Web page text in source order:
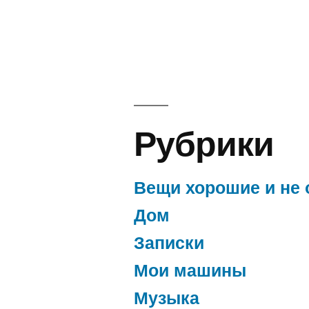
Рубрики
Вещи хорошие и не
Дом
Записки
Мои машины
Музыка